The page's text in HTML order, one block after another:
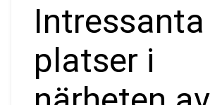
Intressanta
platser i